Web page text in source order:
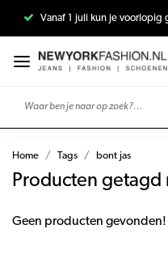
Vanaf 1 juli kun je voorlopig
Home Tags bont jas
Producten getagd
Geen producten gevonden!